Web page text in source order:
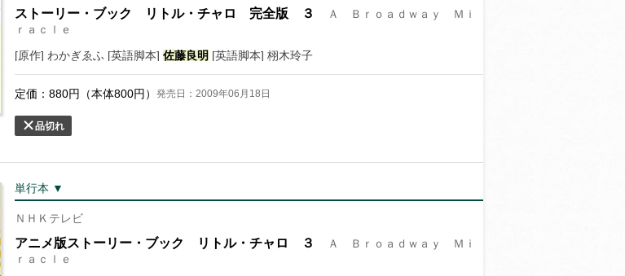
ストーリー・ブック リトル・チャロ 完全版 ３
Ａ Ｂｒｏａｄｗａｙ Ｍｉ
ｒａｃｌｅ
[原作] わかぎゑふ [英語脚本] 佐藤良明 [英語脚本] 栩木玲子
定価： 880円（本体800円） 発売日：2009年06月18日
品切れ
単行本 ▼
ＮＨＫテレビ
アニメ版ストーリー・ブック リトル・チャロ ３
Ａ Ｂｒｏａｄｗａｙ Ｍｉ
ｒａｃｌｅ